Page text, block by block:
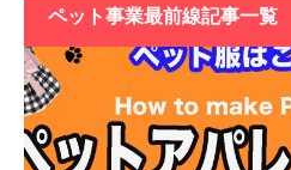
ペット事業最前線記事一覧